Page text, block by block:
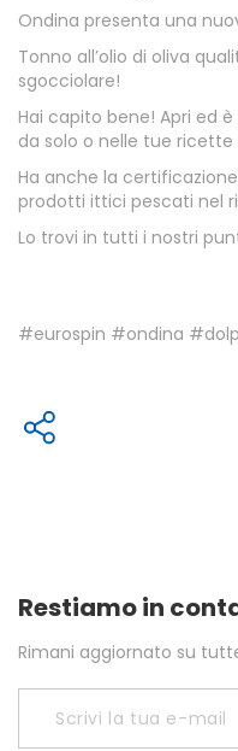
Ondina presenta una
Tonno all’olio di oliva
sgocciolare!
Hai capito bene! Apri ed
da solo o nelle tue
Ha anche la
prodotti ittici pescati nel
Lo trovi in tutti i nostri
#eurospin #ondina
Restiamo in
Rimani aggiornato su